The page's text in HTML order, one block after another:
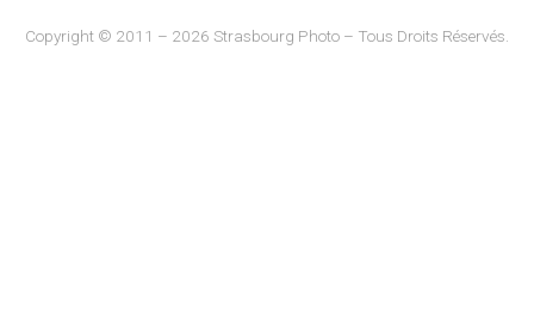
Copyright © 2011 – 2026 Strasbourg Photo – Tous Droits Réservés.